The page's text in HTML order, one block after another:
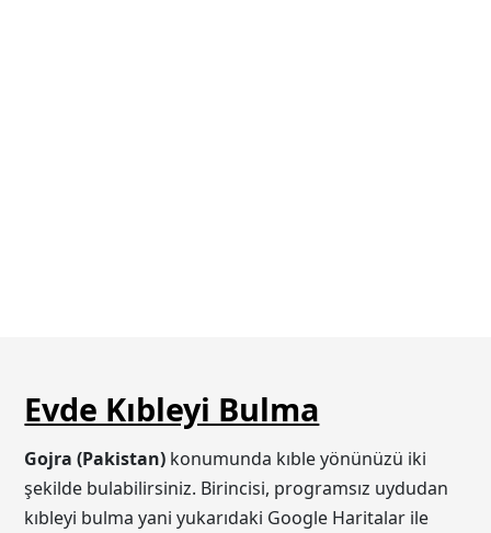
Evde Kıbleyi Bulma
Gojra (Pakistan) konumunda kıble yönünüzü iki
şekilde bulabilirsiniz. Birincisi, programsız uydudan
kıbleyi bulma yani yukarıdaki Google Haritalar ile